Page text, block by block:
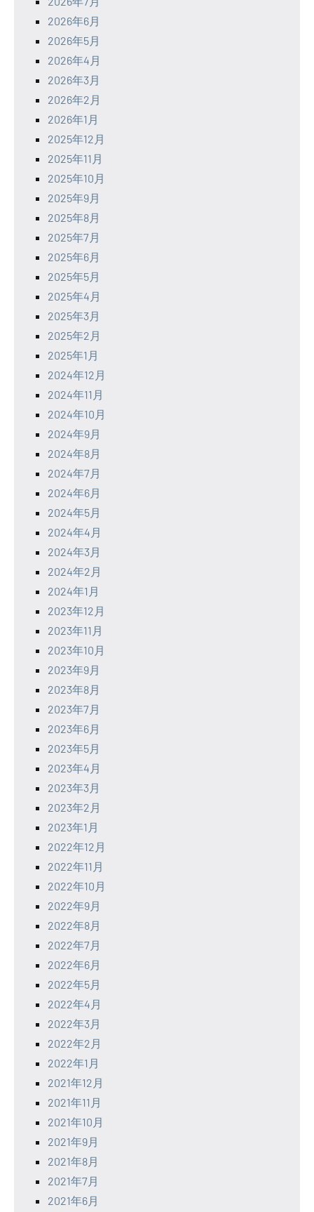
2026年6月
2026年5月
2026年4月
2026年3月
2026年2月
2026年1月
2025年12月
2025年11月
2025年10月
2025年9月
2025年8月
2025年7月
2025年6月
2025年5月
2025年4月
2025年3月
2025年2月
2025年1月
2024年12月
2024年11月
2024年10月
2024年9月
2024年8月
2024年7月
2024年6月
2024年5月
2024年4月
2024年3月
2024年2月
2024年1月
2023年12月
2023年11月
2023年10月
2023年9月
2023年8月
2023年7月
2023年6月
2023年5月
2023年4月
2023年3月
2023年2月
2023年1月
2022年12月
2022年11月
2022年10月
2022年9月
2022年8月
2022年7月
2022年6月
2022年5月
2022年4月
2022年3月
2022年2月
2022年1月
2021年12月
2021年11月
2021年10月
2021年9月
2021年8月
2021年7月
2021年6月